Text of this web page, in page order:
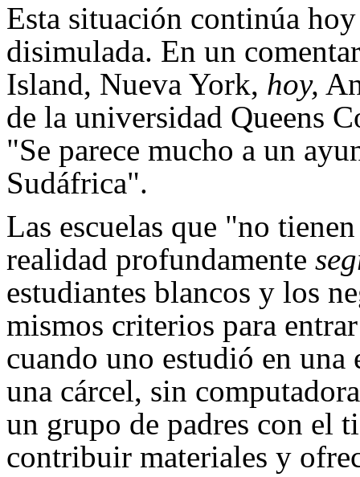
Esta situación continúa
disimulada. En un
Island, Nueva York, hoy,
de la universidad Queens
"Se parece mucho a un
Sudáfrica".
Las escuelas que "no
realidad profundamente
estudiantes blancos y los
mismos criterios para
cuando uno estudió en una
una cárcel, sin
un grupo de padres con el
contribuir materiales y